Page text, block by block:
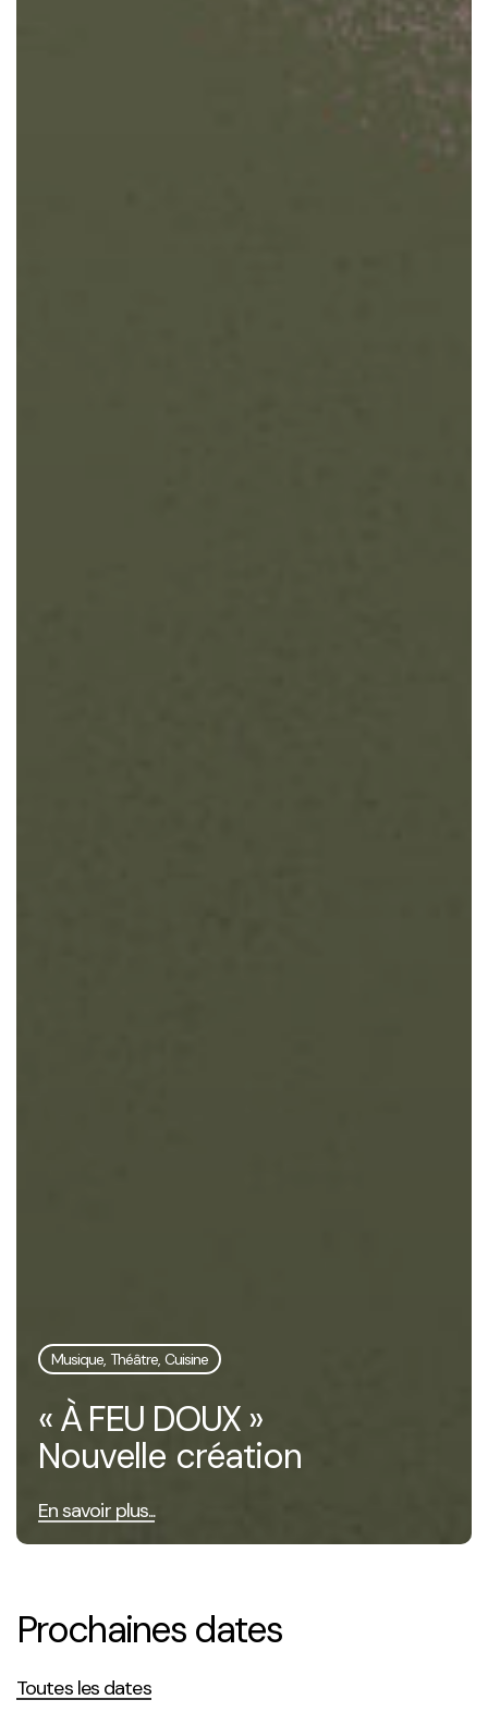
Musique, Théâtre, Cuisine
« À FEU DOUX »
Nouvelle création
En savoir plus...
Prochaines dates
Toutes les dates